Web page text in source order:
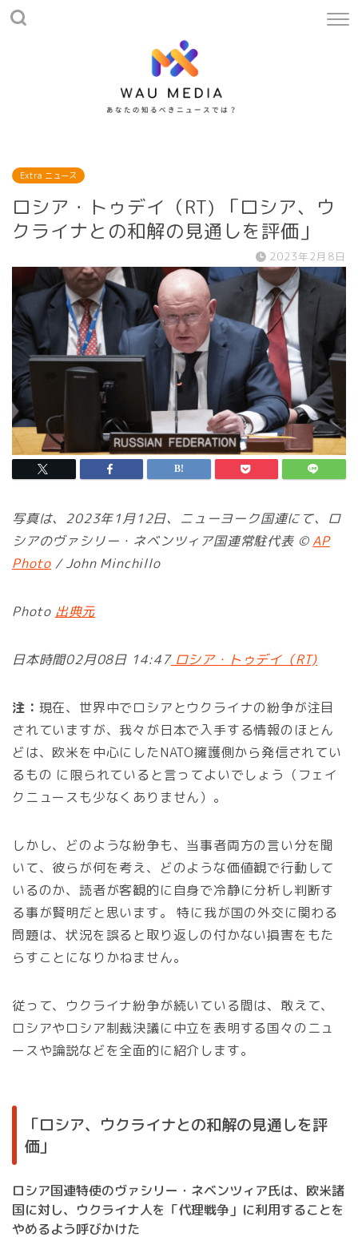
Extra ニュース
ロシア・トゥデイ（RT) 「ロシア、ウ
クライナとの和解の見通しを評価」
2023年2月8日
写真は、2023年1月12日、ニューヨーク国連にて、ロ
シアのヴァシリー・ネベンツィア国連常駐代表 ©AP
Photo / John Minchillo
Photo 出典元
日本時間02月08日 14:47ロシア・トゥデイ（RT)
注： 現在、世界中でロシアとウクライナの紛争が注目
されていますが、我々が日本で入手する情報のほとん
どは、欧米を中心にしたNATO擁護側から発信されてい
るもの に限られていると言ってよいでしょう（フェイ
クニュースも少なくありません）。
しかし、どのような紛争も、当事者両方の言い分を聞
いて、彼らが何を考え、どのような価値観で行動して
いるのか、読者が客観的に自身で冷静に分析し判断す
る事が賢明だと思います。 特に我が国の外交に関わる
問題は、状況を誤ると取り返しの付かない損害をもた
らすことになりかねません。
従って、ウクライナ紛争が続いている間は、敢えて、
ロシアやロシア制裁決議に中立を表明する国々のニュ
ースや論説などを全面的に紹介します。
「ロシア、ウクライナとの和解の見通しを評
価」
ロシア国連特使のヴァシリー・ネベンツィア氏は、欧米諸
国に対し、ウクライナ人を「代理戦争」に利用することを
やめるよう呼びかけた